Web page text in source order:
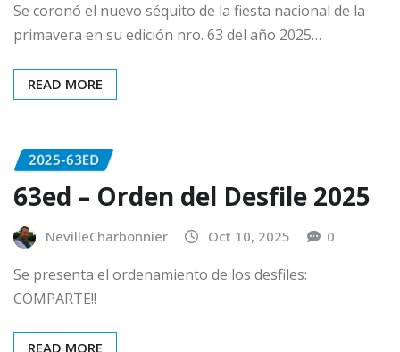
Se coronó el nuevo séquito de la fiesta nacional de la
primavera en su edición nro. 63 del año 2025…
READ MORE
2025-63ED
63ed – Orden del Desfile 2025
NevilleCharbonnier Oct 10, 2025 0
Se presenta el ordenamiento de los desfiles:
COMPARTE!!
READ MORE